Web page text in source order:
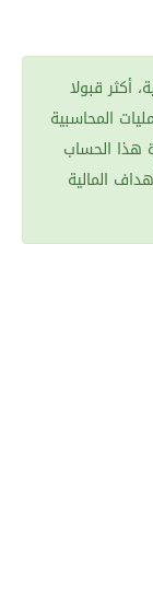
أكثر قبولا
المحاسبية
هذا الحساب
المالية